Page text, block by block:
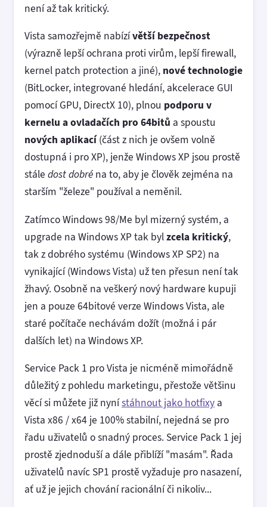
není až tak kritický.
Vista samozřejmě nabízívětší bezpečnost
(výrazně lepší ochrana proti virům, lepší firewall,
kernel patch protection a jiné), nové technologie
(BitLocker, integrované hledání, akcelerace GUI
pomocí GPU, DirectX 10), plnou podporu v
kernelu a ovladačích pro 64bitů a spoustu
nových aplikací(část z nich je ovšem volně
dostupná i pro XP), jenže Windows XP jsou prostě
stále dost dobréna to, aby je člověk zejména na
starším "železe" používal a neměnil.
Zatímco Windows 98/Me byl mizerný systém, a
upgrade na Windows XP tak bylzcela kritický,
tak z dobrého systému (Windows XP SP2) na
vynikající (Windows Vista) už ten přesun není tak
žhavý. Osobně na veškerý nový hardware kupuji
jen a pouze 64bitové verze Windows Vista, ale
staré počítače nechávám dožít (možná i pár
dalších let) na Windows XP.
Service Pack 1 pro Vista je nicméně mimořádně
důležitý z pohledu marketingu, přestože většinu
věcí si můžete již nynístáhnout jako hotfixy a
Vista x86 / x64 je 100% stabilní, nejedná se pro
řadu uživatelů o snadný proces. Service Pack 1 jej
prostě zjednoduší a dále přiblíží "masám". Řada
uživatelů navíc SP1 prostě vyžaduje pro nasazení,
ať už je jejich chování racionální či nikoliv...